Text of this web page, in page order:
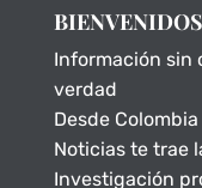
Información sin
verdad
Desde
Noticias te trae
Investigación